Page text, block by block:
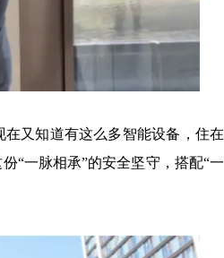
又知道有这么多智能设备，住在
“一脉相承”的安全坚守，搭配“一